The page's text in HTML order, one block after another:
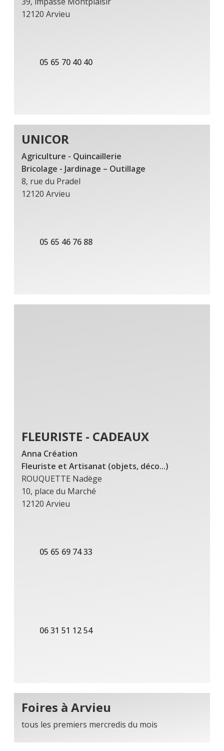
12120 Arvieu
05 65 70 40 40
UNICOR
Agriculture - Quincaillerie
Bricolage - Jardinage – Outillage
8, rue du Pradel
12120 Arvieu
05 65 46 76 88
FLEURISTE - CADEAUX
Anna Création
Fleuriste et Artisanat (objets, déco...)
ROUQUETTE Nadège
10, place du Marché
12120 Arvieu
05 65 69 74 33
06 31 51 12 54
Foires à Arvieu
tous les premiers mercredis du mois